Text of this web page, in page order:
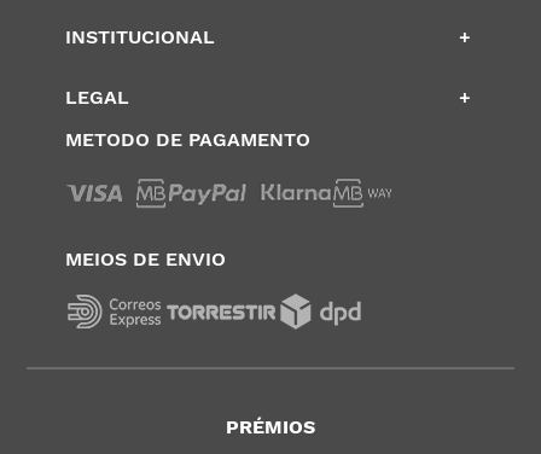
INSTITUCIONAL +
LEGAL
+
METODO DE PAGAMENTO
MEIOS DE ENVIO
PRÉMIOS